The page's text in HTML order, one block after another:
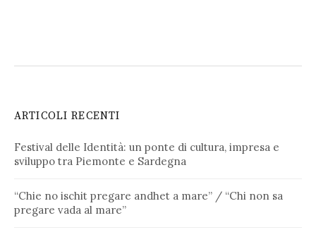
ARTICOLI RECENTI
Festival delle Identità: un ponte di cultura, impresa e
sviluppo tra Piemonte e Sardegna
“Chie no ischit pregare andhet a mare” / “Chi non sa
pregare vada al mare”